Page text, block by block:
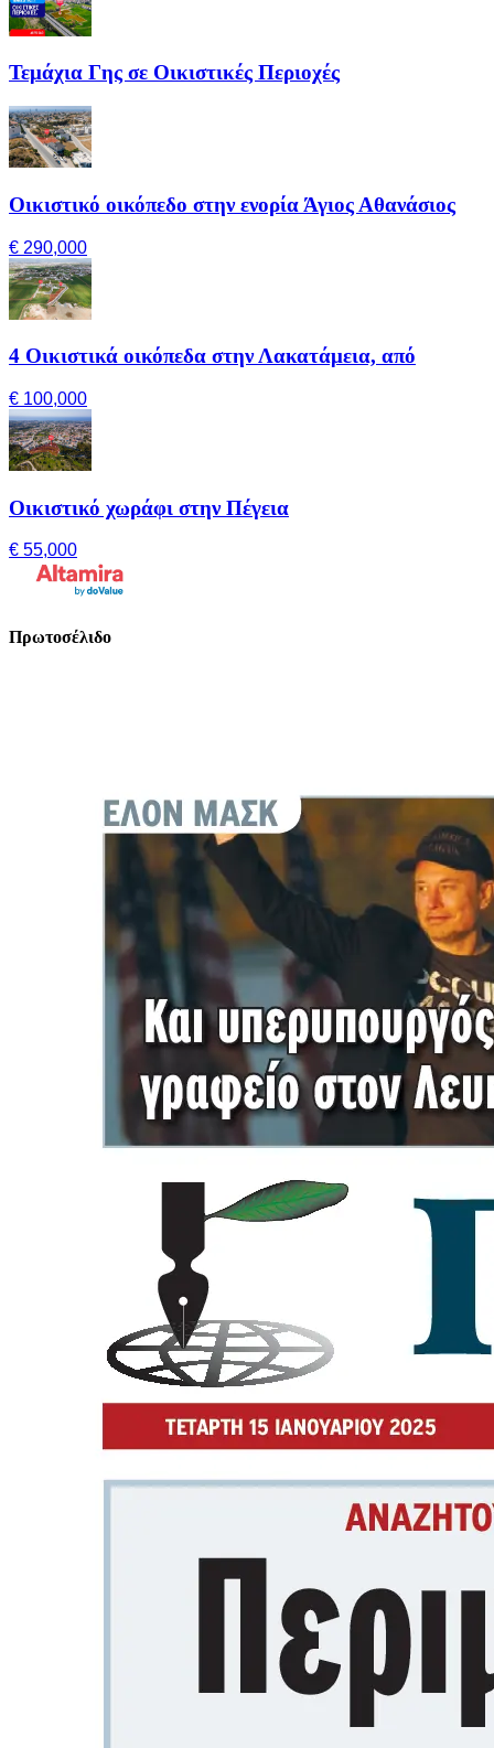
Τεμάχια Γης σε Οικιστικές Περιοχές
Οικιστικό οικόπεδο στην ενορία Άγιος Αθανάσιος
€ 290,000
4 Οικιστικά οικόπεδα στην Λακατάμεια, από
€ 100,000
Οικιστικό χωράφι στην Πέγεια
€ 55,000
Πρωτοσέλιδο